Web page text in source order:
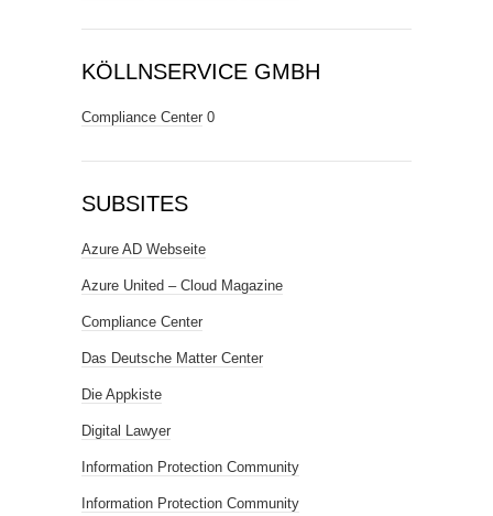
KÖLLNSERVICE GMBH
Compliance Center 0
SUBSITES
Azure AD Webseite
Azure United – Cloud Magazine
Compliance Center
Das Deutsche Matter Center
Die Appkiste
Digital Lawyer
Information Protection Community
Information Protection Community